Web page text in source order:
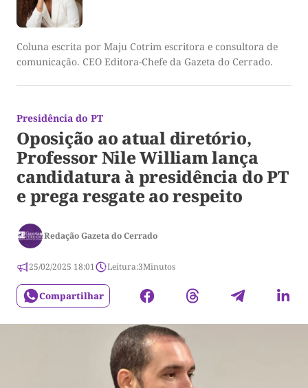
Coluna escrita por Maju Cotrim escritora e consultora de
comunicação. CEO Editora-Chefe da Gazeta do Cerrado.
Presidência do PT
Oposição ao atual diretório,
Professor Nile William lança
candidatura à presidência do PT
e prega resgate ao respeito
Redação Gazeta do Cerrado
25/02/2025 18:01 Leitura:3Minutos
Compartilhar